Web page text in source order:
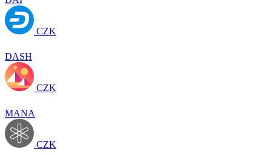
CZK
DASH
CZK
MANA
CZK